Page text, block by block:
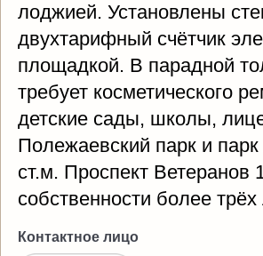
лоджией. Установлены
двухтарифный счётчик
площадкой. В парадной
требует косметического
детские сады, школы,
Полежаевский парк и
ст.м. Проспект Ветеранов
собственности более трёх
Контактное лицо